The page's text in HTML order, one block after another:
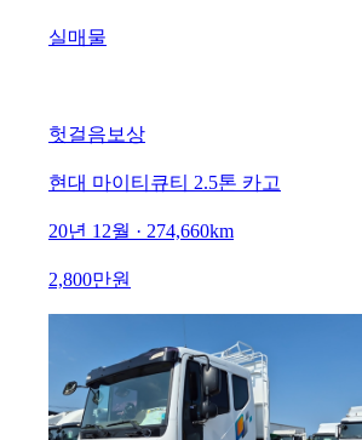
실매물
헛걸음보상
현대 마이티큐티 2.5톤 카고
20년 12월 · 274,660km
2,800만원